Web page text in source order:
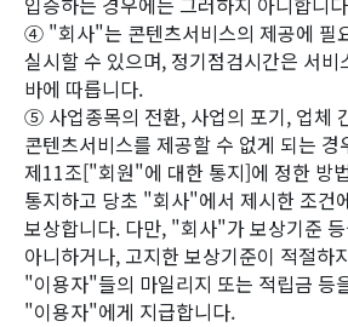
④ "회사"는 콘텐츠서비스의 제공에 필
실시할 수 있으며, 정기점검시간은 서
바에 따릅니다.
⑤ 사업종목의 전환, 사업의 포기, 업체
콘텐츠서비스를 제공할 수 없게 되는
제11조["회원"에 대한 통지]에 정한 방
통지하고 당초 "회사"에서 제시한 조건
보상합니다. 다만, "회사"가 보상기준
아니하거나, 고지한 보상기준이 적절하
"이용자"들의 마일리지 또는 적립금 등
"이용자"에게 지급합니다.